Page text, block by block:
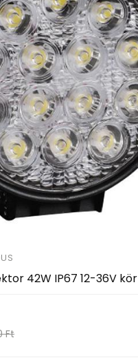
42W IP67 12-36V kör
Ft